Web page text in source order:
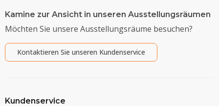
Kamine zur Ansicht in unseren Ausstellungsräumen
Möchten Sie unsere Ausstellungsräume besuchen?
Kontaktieren Sie unseren Kundenservice
Kundenservice